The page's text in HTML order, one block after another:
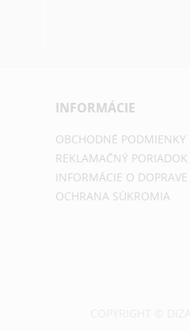
INFORMÁCIE
OBCHODNÉ PODMIENKY
REKLAMAČNÝ PORIADOK
INFORMÁCIE O DOPRAVE
OCHRANA SÚKROMIA